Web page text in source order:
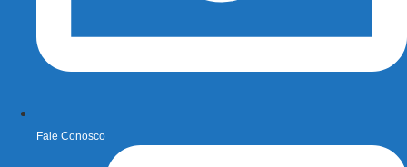
Fale Conosco